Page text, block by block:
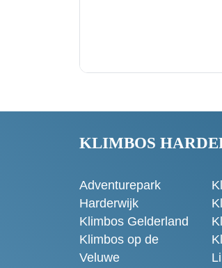
KLIMBOS
Adventurepark
Harderwijk
Klimbos Gelderland
Klimbos op de
Veluwe